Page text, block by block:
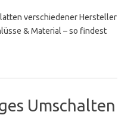
verschiedener Hersteller
& Material – so findest
Umschalten